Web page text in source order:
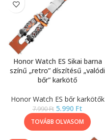
Honor Watch ES Sikai barna
színű „retro” díszítésű „valódi
bőr” karkötő
Honor Watch ES bőr karkötők
7.990Ft 5.990 Ft
TOVÁBB OLVASOM